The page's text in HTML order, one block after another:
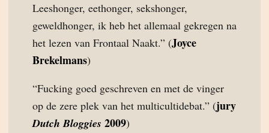
Leeshonger, eethonger, sekshonger,
geweldhonger, ik heb het allemaal gekregen na
het lezen van Frontaal Naakt.” (Joyce
Brekelmans)
“Fucking goed geschreven en met de vinger
op de zere plek van het multicultidebat.” (jury
Dutch Bloggies 2009)